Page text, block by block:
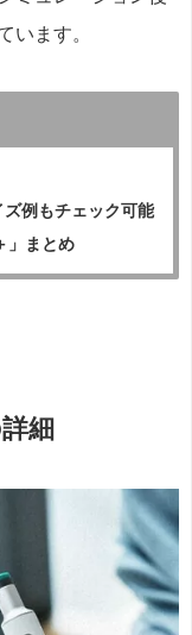
います。
例もチェック可能
」まとめ
細